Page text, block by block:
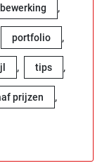
,
portfolio ,
, tips ,
prijzen ,